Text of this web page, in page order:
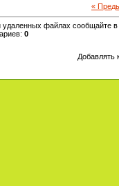
«
файлах сообщайте
: 0
Добавлять